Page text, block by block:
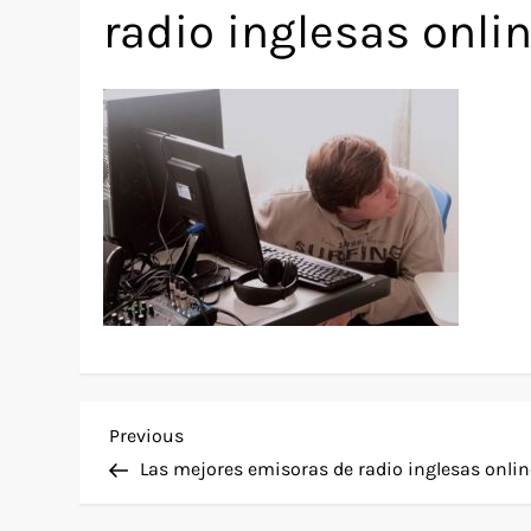
radio inglesas
P
Previous
Post
Previous
Las mejores emisoras de radio inglesas